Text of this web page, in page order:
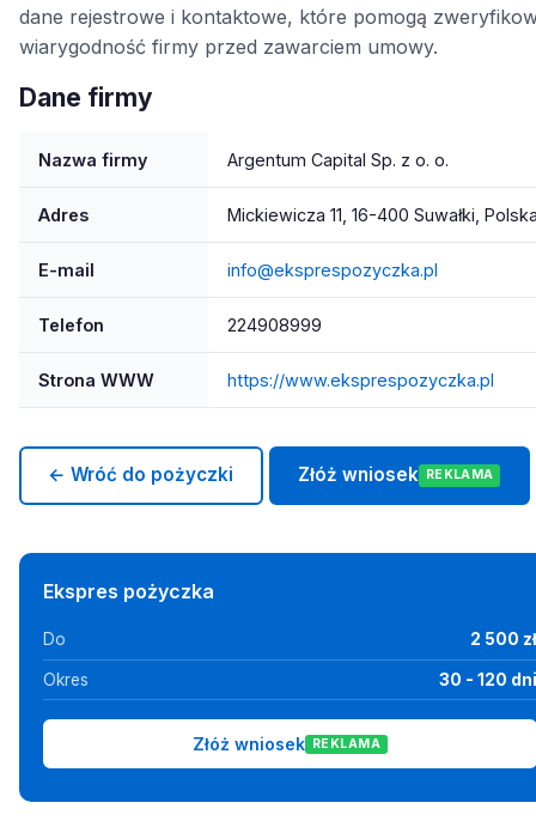
dane rejestrowe i kontaktowe, które pomogą
wiarygodność firmy przed zawarciem umowy.
Dane firmy
Nazwa firmy Argentum Capital Sp. z o. o.
Adres Mickiewicza 11, 16-400 Suwałki,
E-mail info@eksprespozyczka.pl
Telefon 224908999
Strona WWW https://www.eksprespozyczka.pl
← Wróć do pożyczki Złóż wniosek REKLAMA
Ekspres pożyczka
Do 2 500 zł
Okres 30 - 120 dni
Złóż wniosek REKLAMA